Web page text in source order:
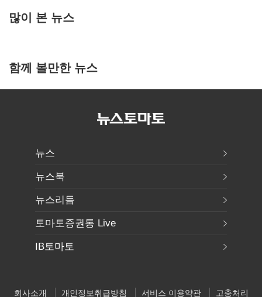
많이 본 뉴스
함께 볼만한 뉴스
뉴스
뉴스북
뉴스리듬
토마토증권통 Live
IB토마토
회사소개 개인정보취급방침 서비스 이용약관 고충처리